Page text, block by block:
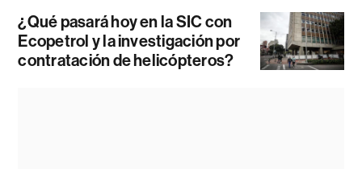
¿Qué pasará hoy en la SIC con
Ecopetrol y la investigación por
contratación de helicópteros?